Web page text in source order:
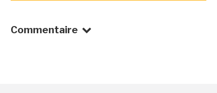
Commentaire